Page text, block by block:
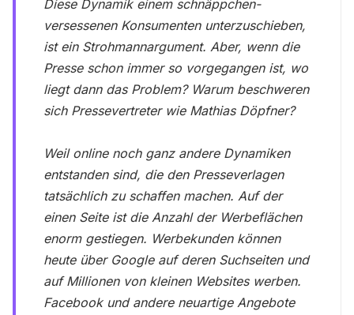
Diese Dynamik einem schnäppchen-
versessenen Konsumenten unterzuschieben,
ist ein Strohmannargument. Aber, wenn die
Presse schon immer so vorgegangen ist, wo
liegt dann das Problem? Warum beschweren
sich Pressevertreter wie Mathias Döpfner?
Weil online noch ganz andere Dynamiken
entstanden sind, die den Presseverlagen
tatsächlich zu schaffen machen. Auf der
einen Seite ist die Anzahl der Werbeflächen
enorm gestiegen. Werbekunden können
heute über Google auf deren Suchseiten und
auf Millionen von kleinen Websites werben.
Facebook und andere neuartige Angebote